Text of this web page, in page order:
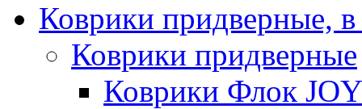
Коврики придверные,
Коврики придверные
Коврики Флок